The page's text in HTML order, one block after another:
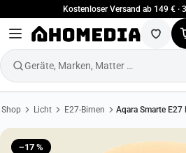
Kostenloser Versand ab 149 € ·
Geräte, Marken, Matter …
Shop Licht E27-Birnen
−17 %